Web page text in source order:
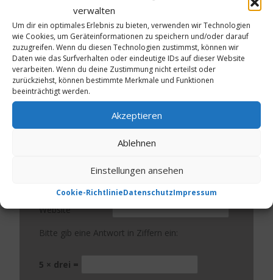
verwalten
Um dir ein optimales Erlebnis zu bieten, verwenden wir Technologien
wie Cookies, um Geräteinformationen zu speichern und/oder darauf
zuzugreifen. Wenn du diesen Technologien zustimmst, können wir
Daten wie das Surfverhalten oder eindeutige IDs auf dieser Website
verarbeiten. Wenn du deine Zustimmung nicht erteilst oder
zurückziehst, können bestimmte Merkmale und Funktionen
beeinträchtigt werden.
Akzeptieren
Ablehnen
Einstellungen ansehen
Cookie-RichtlinieDatenschutzImpressum
Kommentar*
Website
Bitte gib eine Antwort in Ziffern ein:
5 × drei =